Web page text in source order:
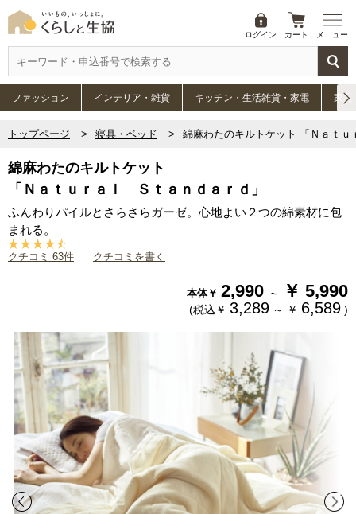
ログイン カート メニュー
ファッション インテリア・雑貨 キッチン・生活雑貨・家電 家具
トップページ 寝具・ベッド 綿麻わたのキルトケット 「Ｎａｔ
綿麻わたのキルトケット
「Ｎａｔｕｒａｌ Ｓｔａｎｄａｒｄ」
ふんわりパイルとさらさらガーゼ。心地よい２つの綿素材に包
まれる。
クチコミ 63件 クチコミを書く
本体￥ 2,990 ～ ￥ 5,990
(税込￥ 3,289 ～ ￥ 6,589 )